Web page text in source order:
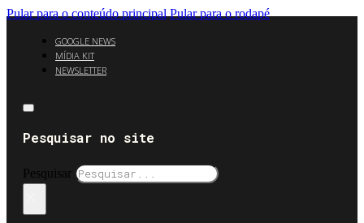
Pular para o conteúdo principal Pular para o rodapé
GOOGLE NEWS
MÍDIA KIT
NEWSLETTER
Pesquisar no site
Pesquisar